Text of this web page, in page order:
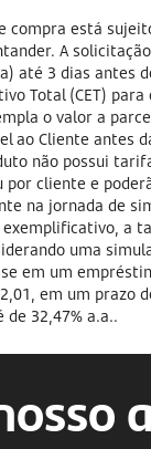
compra está
A
até 3 dias antes
Total (CET)
o valor a
ao Cliente antes
não possui
cliente e
na jornada de
a
uma
em um
em um prazo
de 32,47% a.a..